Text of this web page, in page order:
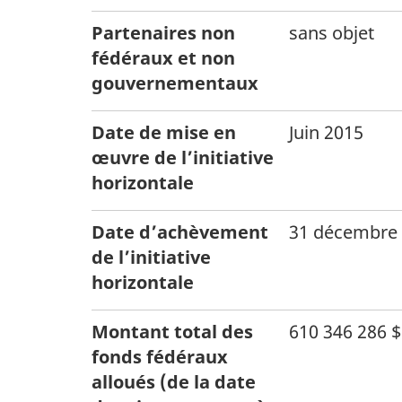
Partenaires non
fédéraux et non
gouvernementaux
sans objet
Date de mise en
œuvre de l’initiative
horizontale
Juin 2015
Date d’achèvement
de l’initiative
horizontale
31 décembre
Montant total des
fonds fédéraux
alloués (de la date
610 346 286 $